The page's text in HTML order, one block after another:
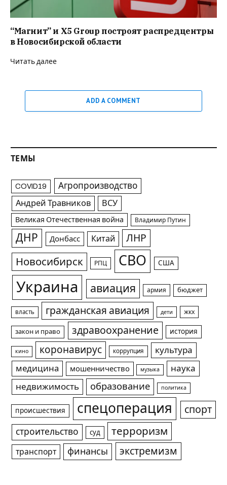
“Магнит” и X5 Group построят распредцентры
в Новосибирской области
Читать далее
ADD A COMMENT
ТЕМЫ
COVID19 Агропроизводство
Андрей Травников ВСУ
Великая Отечественная война Владимир Путин
ДНР Донбасс Китай ЛНР
Новосибирск РПЦ СВО США
Украина авиация армия бюджет
власть гражданская авиация дети жкх
закон и право здравоохранение история
кино коронавирус коррупция
культура
медицина
мошенничество музыка
наука
недвижимость
образование политика
происшествия спецоперация спорт
строительство суд терроризм
транспорт финансы экстремизм